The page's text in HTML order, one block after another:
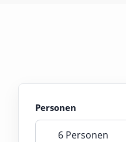
Personen
6 Personen